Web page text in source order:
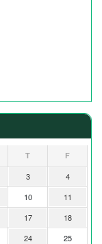
T F
3
4
10
11
17
18
24
25